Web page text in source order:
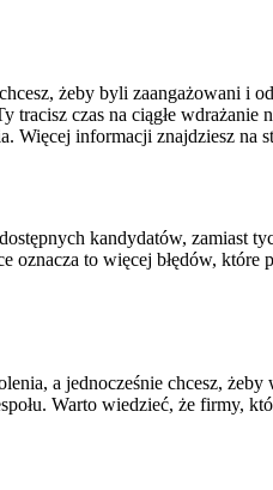
żeby byli zaangażowani i
czas na ciągłe
Więcej informacji znajdziesz na
kandydatów, zamiast
to więcej błędów,
a jednocześnie chcesz, żeby
Warto wiedzieć, że firmy,